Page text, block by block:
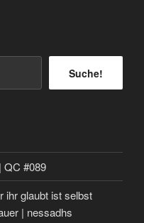
Suche!
QC #089
ihr glaubt ist selbst
| nessadhs